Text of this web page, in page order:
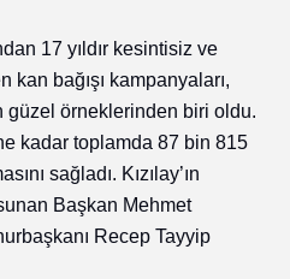
17 yıldır kesintisiz ve
bağışı kampanyaları,
güzel örneklerinden biri oldu.
kadar toplamda 87 bin 815
sağladı. Kızılay’ın
Başkan Mehmet
Recep Tayyip